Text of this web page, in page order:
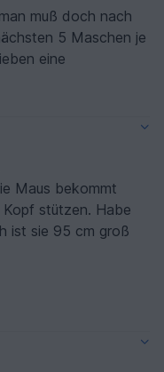
muß doch nach
5 Maschen je
eine
Maus bekommt
stützen. Habe
ist sie 95 cm groß